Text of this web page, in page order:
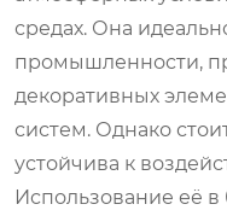
средах. Она
промышленности,
декоративных
систем. Однако
устойчива к
Использование её в